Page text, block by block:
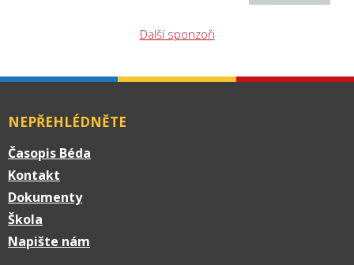
Další sponzoři
NEPŘEHLÉDNĚTE
Časopis Béda
Kontakt
Dokumenty
Škola
Napište nám